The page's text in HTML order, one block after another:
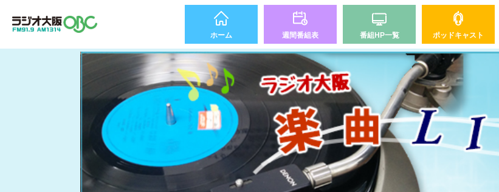
ホーム 週間番組表 番組HP一覧 ポッドキャスト